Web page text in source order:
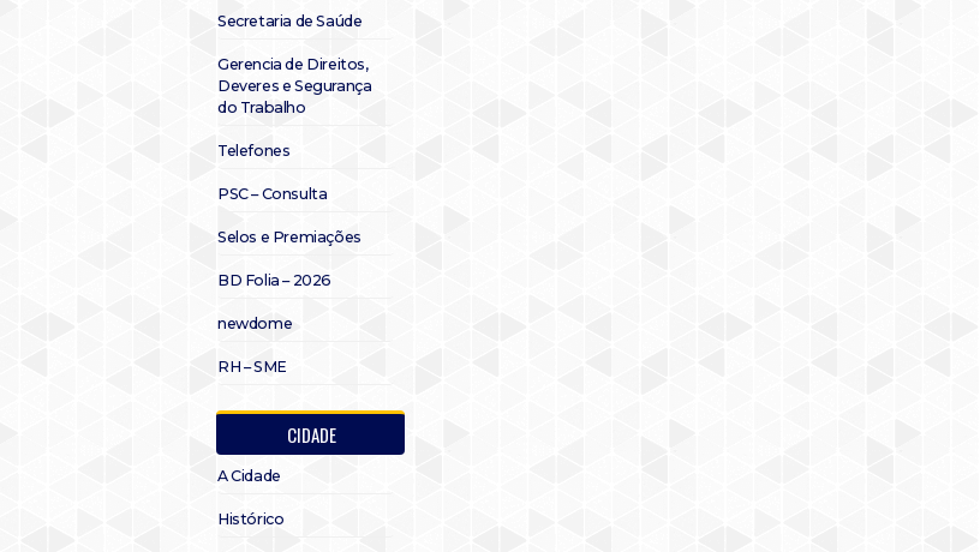
Secretaria de Saúde
Gerencia de Direitos,
Deveres e Segurança
do Trabalho
Telefones
PSC – Consulta
Selos e Premiações
BD Folia – 2026
newdome
RH – SME
CIDADE
A Cidade
Histórico